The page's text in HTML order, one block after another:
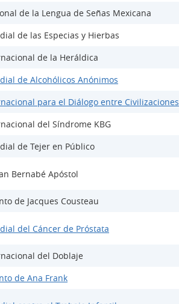
de la Lengua de Señas Mexicana
de las Especias y Hierbas
de la Heráldica
de Alcohólicos Anónimos
para el Diálogo entre Civilizaciones
del Síndrome KBG
de Tejer en Público
Bernabé Apóstol
de Jacques Cousteau
del Cáncer de Próstata
del Doblaje
de Ana Frank